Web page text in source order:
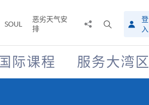
SOUL
恶劣天气安
排
搜
寻
介
面
登
入
际课程 服务大湾区